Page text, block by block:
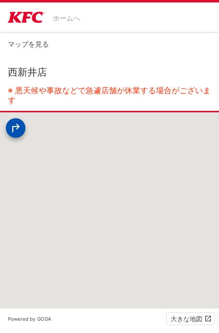
ホームへ
マップを見る
西新井店
※ 悪天候や事故などで急遽店舗が休業する場合がございま
す
Powered by GOGA 大きな地図